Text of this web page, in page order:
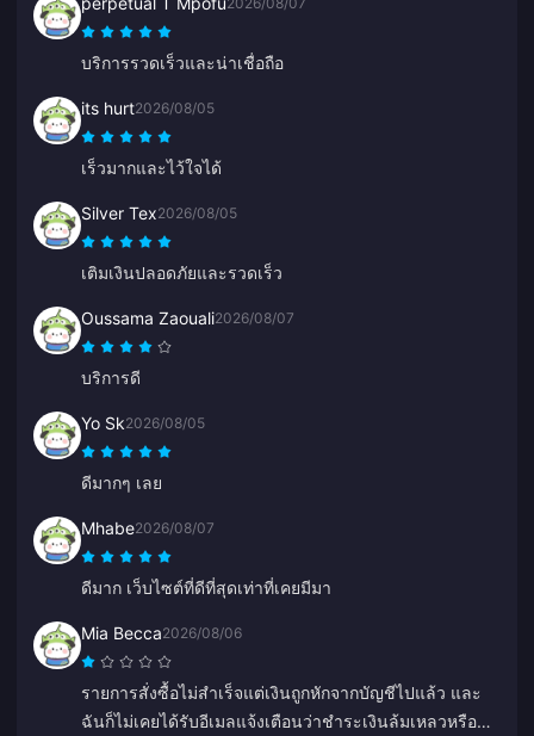
บริการรวดเร็วและน่าเชื่อถือ
its hurt2026/08/05
เร็วมากและไว้ใจได้
Silver Tex2026/08/05
เติมเงินปลอดภัยและรวดเร็ว
Oussama Zaouali2026/08/07
บริการดี
Yo Sk2026/08/05
ดีมากๆ เลย
Mhabe2026/08/07
ดีมาก เว็บไซต์ที่ดีที่สุดเท่าที่เคยมีมา
Mia Becca2026/08/06
รายการสั่งซื้อไม่สำเร็จแต่เงินถูกหักจากบัญชีไปแล้ว และ
ฉันก็ไม่เคยได้รับอีเมลแจ้งเตือนว่าชำระเงินล้มเหลวหรือ